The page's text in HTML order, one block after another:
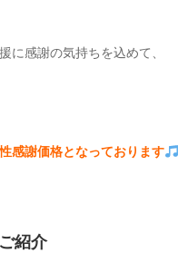
に感謝の気持ちを込めて、
感謝価格となっております
紹介